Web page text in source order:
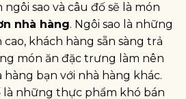
sao và câu đố sẽ là món
nhà hàng. Ngôi sao là những
khách hàng sẵn sàng trả
món ăn đặc trưng làm nên
hàng bạn với nhà hàng khác.
là những thực phẩm khó bán